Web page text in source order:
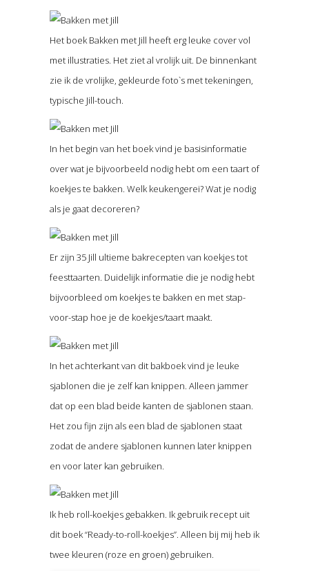
Het boek Bakken met Jill heeft erg leuke cover vol
met illustraties. Het ziet al vrolijk uit. De binnenkant
zie ik de vrolijke, gekleurde foto`s met tekeningen,
typische Jill-touch.
In het begin van het boek vind je basisinformatie
over wat je bijvoorbeeld nodig hebt om een taart of
koekjes te bakken. Welk keukengerei? Wat je nodig
als je gaat decoreren?
Er zijn 35 Jill ultieme bakrecepten van koekjes tot
feesttaarten. Duidelijk informatie die je nodig hebt
bijvoorbleed om koekjes te bakken en met stap-
voor-stap hoe je de koekjes/taart maakt.
In het achterkant van dit bakboek vind je leuke
sjablonen die je zelf kan knippen. Alleen jammer
dat op een blad beide kanten de sjablonen staan.
Het zou fijn zijn als een blad de sjablonen staat
zodat de andere sjablonen kunnen later knippen
en voor later kan gebruiken.
Ik heb roll-koekjes gebakken. Ik gebruik recept uit
dit boek “Ready-to-roll-koekjes”. Alleen bij mij heb ik
twee kleuren (roze en groen) gebruiken.